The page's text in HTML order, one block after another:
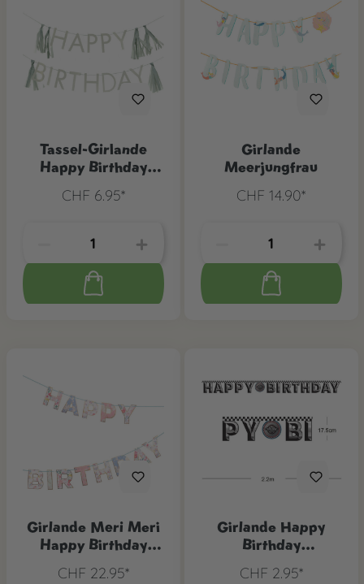
Tassel-Girlande
Happy Birthday
CHF 6.95*
Girlande
Meerjungfrau
CHF 14.90*
Girlande Meri Meri
Happy Birthday
CHF 22.95*
Girlande Happy
Birthday
CHF 2.95*